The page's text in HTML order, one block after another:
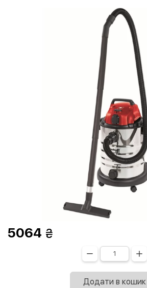
5064
Додати в кошик